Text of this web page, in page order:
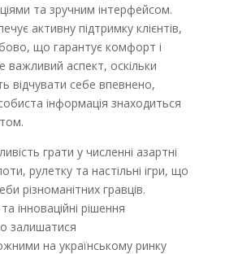
та зручним інтерфейсом.
активну підтримку клієнтів,
що гарантує комфорт і
важливий аспект, оскільки
відчувати себе впевнено,
інформація знаходиться
грати у численні азартні
рулетку та настільні ігри, що
різноманітних гравців.
інноваційні рішення
залишатися
на українському ринку